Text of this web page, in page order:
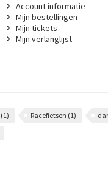
Account informatie
Mijn bestellingen
Mijn tickets
Mijn verlanglijst
(1) Racefietsen (1)